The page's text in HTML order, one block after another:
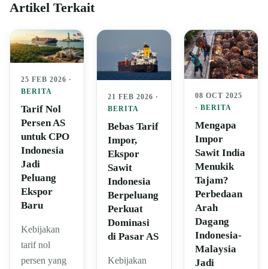
Artikel Terkait
25 FEB 2026 ·
BERITA
Tarif Nol
Persen AS
untuk CPO
Indonesia
Jadi
Peluang
Ekspor
Baru
Kebijakan
tarif nol
persen yang
21 FEB 2026 ·
BERITA
Bebas Tarif
Impor,
Ekspor
Sawit
Indonesia
Berpeluang
Perkuat
Dominasi
di Pasar AS
Kebijakan
08 OCT 2025
· BERITA
Mengapa
Impor
Sawit India
Menukik
Tajam?
Perbedaan
Arah
Dagang
Indonesia-
Malaysia
Jadi